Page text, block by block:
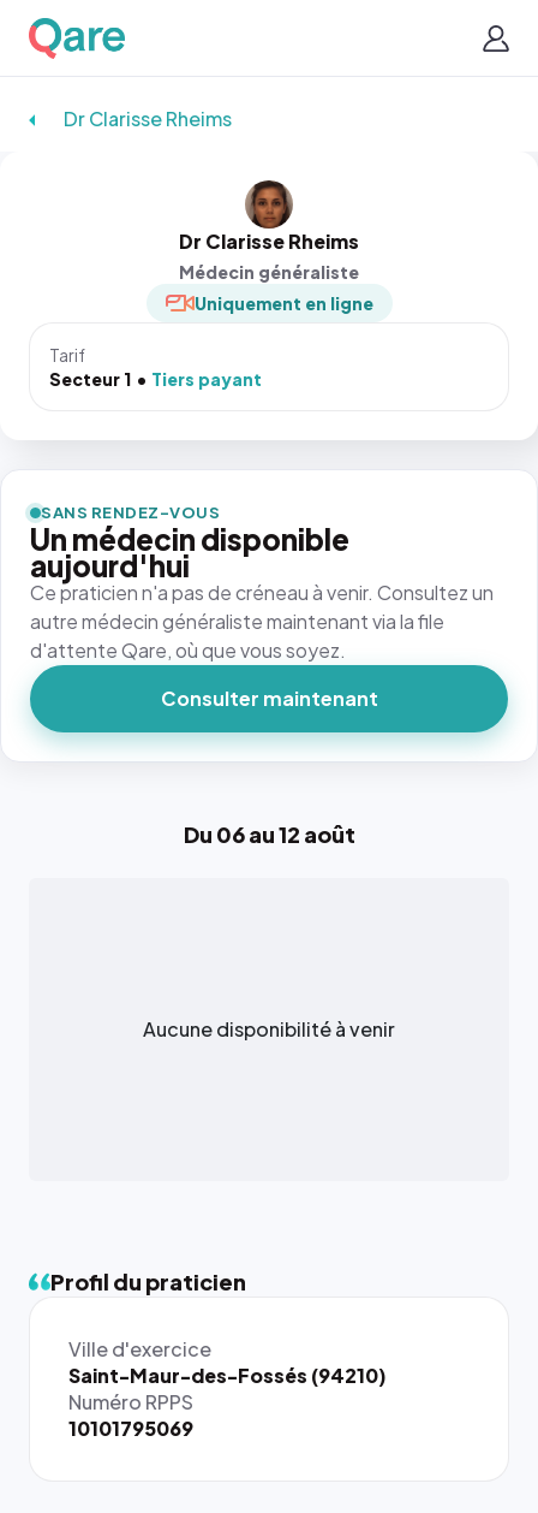
Dr Clarisse Rheims
Dr Clarisse Rheims
Médecin généraliste
Uniquement en ligne
Tarif
Secteur 1
Tiers payant
Du 06 au 12 août
Aucune disponibilité à venir
Profil du praticien
Ville d'exercice
Saint-Maur-des-Fossés (94210)
Numéro RPPS
10101795069
SANS RENDEZ-VOUS
Un médecin disponible
aujourd'hui
Ce praticien n'a pas de créneau à venir. Consultez un
autre médecin généraliste maintenant via la file
d'attente Qare, où que vous soyez.
Consulter maintenant